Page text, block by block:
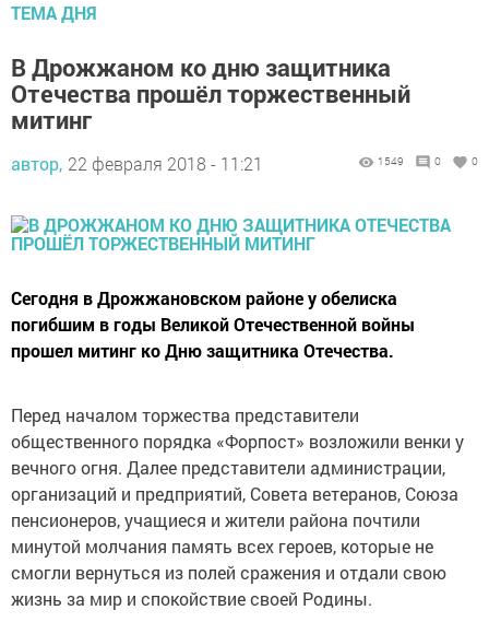
ТЕМА ДНЯ
В Дрожжаном ко дню защитника
Отечества прошёл торжественный
митинг
автор, 22 февраля 2018 - 11:21 1549 0 0
Сегодня в Дрожжановском районе у обелиска
погибшим в годы Великой Отечественной войны
прошел митинг ко Дню защитника Отечества.
Перед началом торжества представители
общественного порядка «Форпост» возложили венки у
вечного огня. Далее представители администрации,
организаций и предприятий, Совета ветеранов, Союза
пенсионеров, учащиеся и жители района почтили
минутой молчания память всех героев, которые не
смогли вернуться из полей сражения и отдали свою
жизнь за мир и спокойствие своей Родины.